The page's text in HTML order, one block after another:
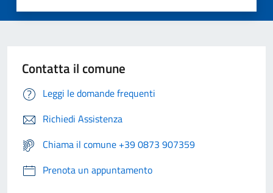
Contatta il comune
Leggi le domande frequenti
Richiedi Assistenza
Chiama il comune +39 0873 907359
Prenota un appuntamento